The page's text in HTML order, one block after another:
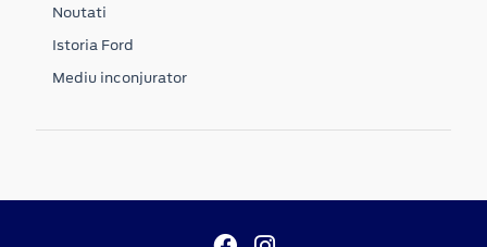
Noutati
Istoria Ford
Mediu inconjurator